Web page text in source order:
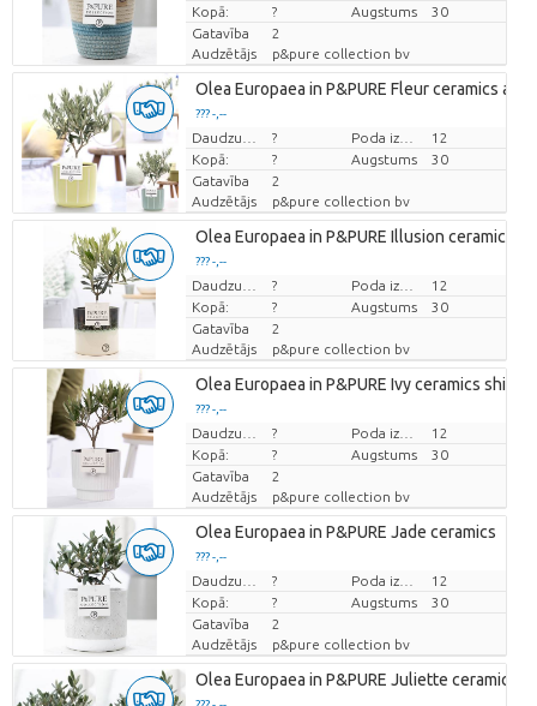
Kopā:
? Augstums
30
Gatavība
2
Audzētājs
p&pure collection bv
Olea Europaea in P&PURE Fleur ceramics ass.
??? -,--
Cena par vienību
?
12
Kopā:
? Augstums
30
Gatavība
2
Audzētājs
p&pure collection bv
Olea Europaea in P&PURE Illusion ceramics
??? -,--
Cena par vienību
?
12
Kopā:
? Augstums
30
Gatavība
2
Audzētājs
p&pure collection bv
Olea Europaea in P&PURE Ivy ceramics shiny
??? -,--
Cena par vienību
?
12
Kopā:
? Augstums
30
Gatavība
2
Audzētājs
p&pure collection bv
Olea Europaea in P&PURE Jade ceramics
??? -,--
Cena par vienību
?
12
Kopā:
? Augstums
30
Gatavība
2
Audzētājs
p&pure collection bv
Olea Europaea in P&PURE Juliette ceramics